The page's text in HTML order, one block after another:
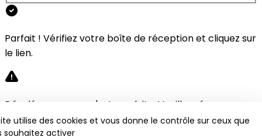
Parfait ! Vérifiez votre boîte de réception et cliquez sur
le lien.
Désolé, une erreur s'est produite. Veuillez réessayer.
Fermer
utilise des cookies et vous donne le contrôle sur ceux que
souhaitez activer